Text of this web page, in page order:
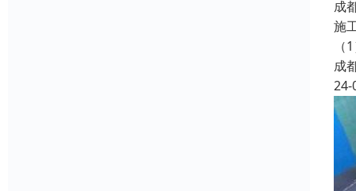
成
施
成
24-